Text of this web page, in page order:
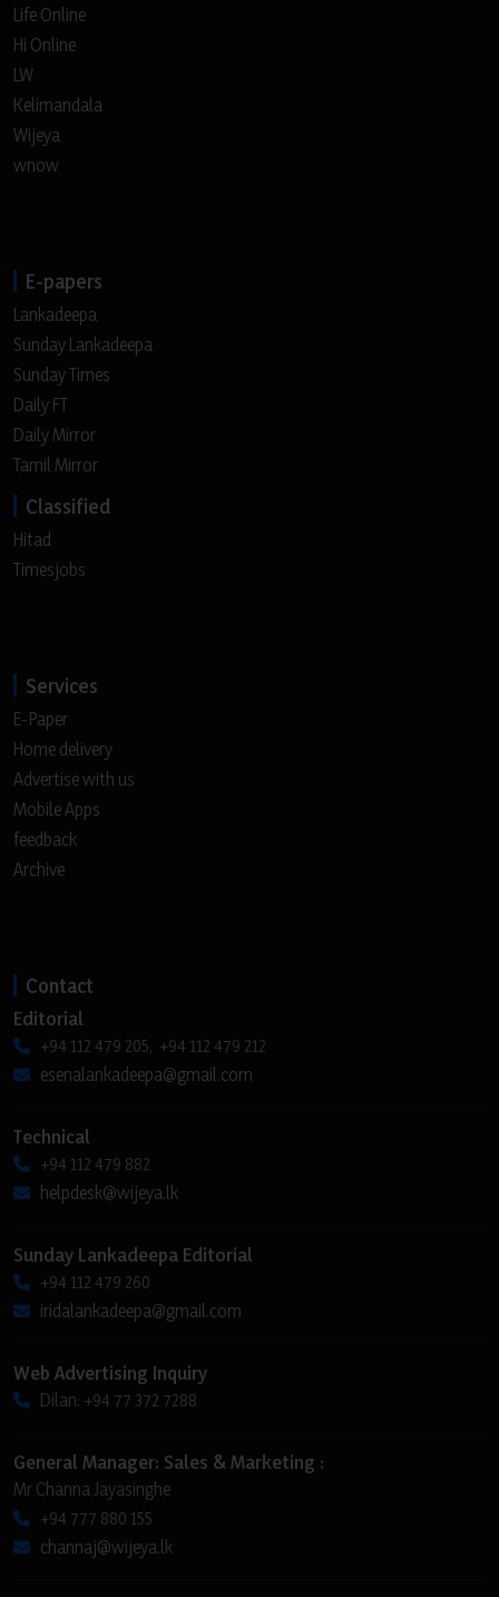
Life Online
Hi Online
LW
Kelimandala
Wijeya
wnow
E-papers
Lankadeepa
Sunday Lankadeepa
Sunday Times
Daily FT
Daily Mirror
Tamil Mirror
Classified
Hitad
Timesjobs
Services
E-Paper
Home delivery
Advertise with us
Mobile Apps
feedback
Archive
Contact
Editorial
+94 112 479 205, +94 112 479 212
esenalankadeepa@gmail.com
Technical
+94 112 479 882
helpdesk@wijeya.lk
Sunday Lankadeepa Editorial
+94 112 479 260
iridalankadeepa@gmail.com
Web Advertising Inquiry
Dilan: +94 77 372 7288
General Manager: Sales & Marketing :
Mr Channa Jayasinghe
+94 777 880 155
channaj@wijeya.lk